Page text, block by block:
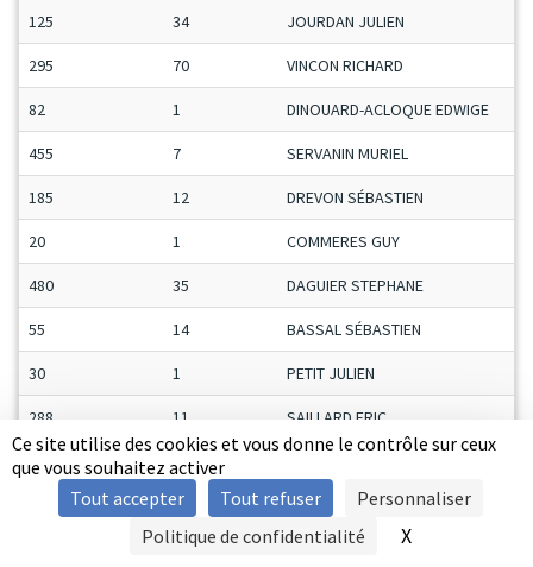
Ce site utilise des cookies et vous donne le contrôle sur ceux
que vous souhaitez activer
Tout accepter
Tout refuser
Personnaliser
Politique de confidentialité
X
125 34 JOURDAN JULIEN
295 70 VINCON RICHARD
82 1 DINOUARD-ACLOQUE EDWIGE
455 7 SERVANIN MURIEL
185 12 DREVON SÉBASTIEN
20 1 COMMERES GUY
480 35 DAGUIER STEPHANE
55 14 BASSAL SÉBASTIEN
30 1 PETIT JULIEN
288 11 SAILLARD ERIC
281 14
26 MEAUME SERGE
67 ALBERTINI CHRISTOPHE
SIGNALER UNE VIOLENCE